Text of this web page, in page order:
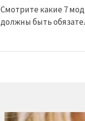
Смотрите какие 7
должны быть